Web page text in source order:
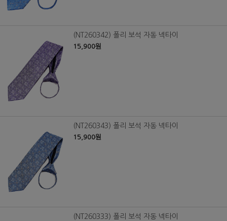
(NT260342) 폴리 보석 자동 넥타이
15,900원
(NT260343) 폴리 보석 자동 넥타이
15,900원
(NT260333) 폴리 보석 자동 넥타이